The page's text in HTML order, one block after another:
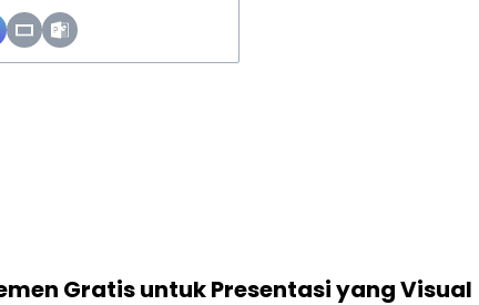
Gratis untuk Presentasi yang Visual